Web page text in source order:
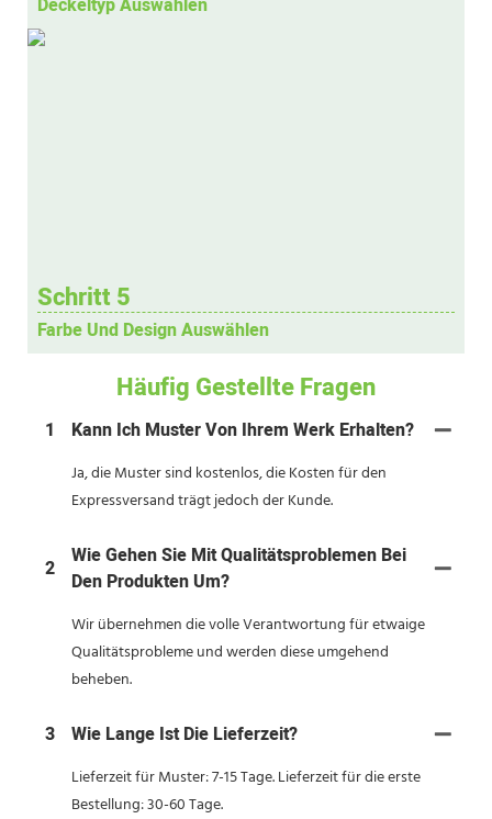
Deckeltyp Auswählen
Schritt 5
Farbe Und Design Auswählen
Häufig Gestellte Fragen
1 Kann Ich Muster Von Ihrem Werk Erhalten?
Ja, die Muster sind kostenlos, die Kosten für den
Expressversand trägt jedoch der Kunde.
2
Wie Gehen Sie Mit Qualitätsproblemen Bei
Den Produkten Um?
Wir übernehmen die volle Verantwortung für etwaige
Qualitätsprobleme und werden diese umgehend
beheben.
3 Wie Lange Ist Die Lieferzeit?
Lieferzeit für Muster: 7-15 Tage. Lieferzeit für die erste
Bestellung: 30-60 Tage.